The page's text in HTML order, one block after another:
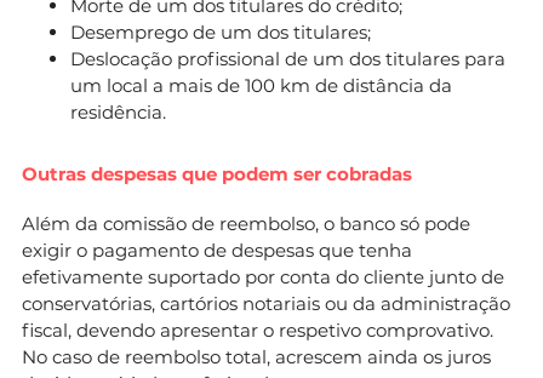
Morte de um dos titulares do crédito;
Desemprego de um dos titulares;
Deslocação profissional de um dos titulares para
um local a mais de 100 km de distância da
residência.
Outras despesas que podem ser cobradas
Além da comissão de reembolso, o banco só pode
exigir o pagamento de despesas que tenha
efetivamente suportado por conta do cliente junto de
conservatórias, cartórios notariais ou da administração
fiscal, devendo apresentar o respetivo comprovativo.
No caso de reembolso total, acrescem ainda os juros